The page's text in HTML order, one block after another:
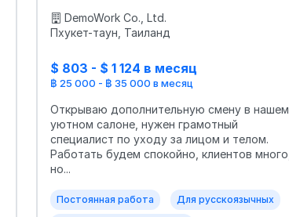
DemoWork Co., Ltd.
Пхукет-таун, Таиланд
$ 803 - $ 1 124 в месяц
฿ 25 000 - ฿ 35 000 в месяц
Открываю дополнительную смену в нашем
уютном салоне, нужен грамотный
специалист по уходу за лицом и телом.
Работать будем спокойно, клиентов много,
но...
Постоянная работа Для русскоязычных